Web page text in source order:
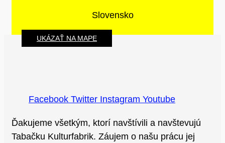
Slovensko
UKÁZAŤ NA MAPE
Facebook Twitter Instagram Youtube
Ďakujeme všetkým, ktorí navštívili a navštevujú
Tabačku Kulturfabrik. Záujem o našu prácu jej